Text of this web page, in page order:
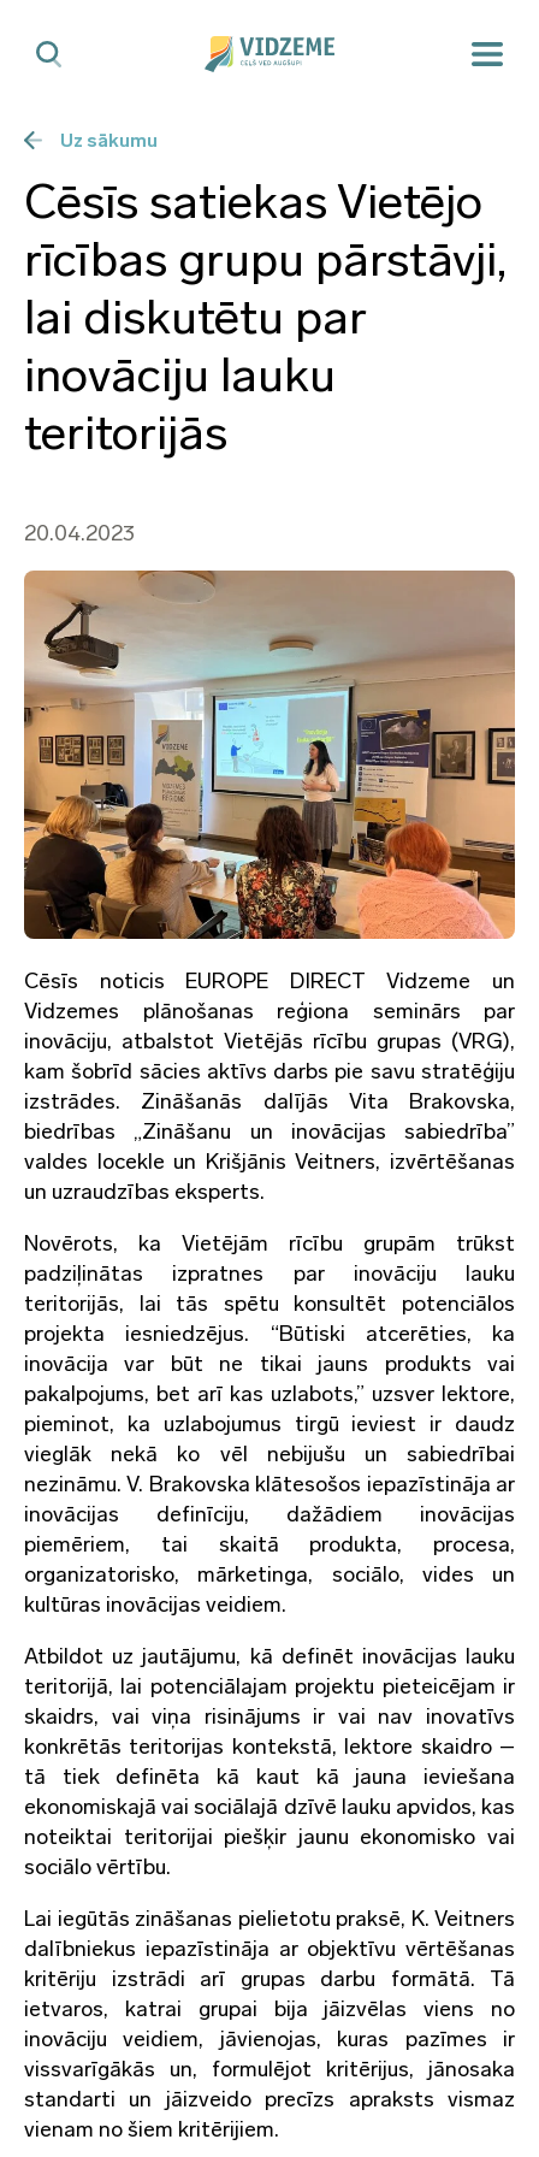
Uz sākumu
Cēsīs satiekas Vietējo
rīcības grupu pārstāvji,
lai diskutētu par
inovāciju lauku
teritorijās
20.04.2023
Cēsīs noticis EUROPE DIRECT Vidzeme un
Vidzemes plānošanas reģiona seminārs par
inovāciju, atbalstot Vietējās rīcību grupas (VRG),
kam šobrīd sācies aktīvs darbs pie savu stratēģiju
izstrādes. Zināšanās dalījās Vita Brakovska,
biedrības „Zināšanu un inovācijas sabiedrība”
valdes locekle un Krišjānis Veitners, izvērtēšanas
un uzraudzības eksperts.
Novērots, ka Vietējām rīcību grupām trūkst
padziļinātas izpratnes par inovāciju lauku
teritorijās, lai tās spētu konsultēt potenciālos
projekta iesniedzējus. “Būtiski atcerēties, ka
inovācija var būt ne tikai jauns produkts vai
pakalpojums, bet arī kas uzlabots,” uzsver lektore,
pieminot, ka uzlabojumus tirgū ieviest ir daudz
vieglāk nekā ko vēl nebijušu un sabiedrībai
nezināmu. V. Brakovska klātesošos iepazīstināja ar
inovācijas definīciju, dažādiem inovācijas
piemēriem, tai skaitā produkta, procesa,
organizatorisko, mārketinga, sociālo, vides un
kultūras inovācijas veidiem.
Atbildot uz jautājumu, kā definēt inovācijas lauku
teritorijā, lai potenciālajam projektu pieteicējam ir
skaidrs, vai viņa risinājums ir vai nav inovatīvs
konkrētās teritorijas kontekstā, lektore skaidro –
tā tiek definēta kā kaut kā jauna ieviešana
ekonomiskajā vai sociālajā dzīvē lauku apvidos, kas
noteiktai teritorijai piešķir jaunu ekonomisko vai
sociālo vērtību.
Lai iegūtās zināšanas pielietotu praksē, K. Veitners
dalībniekus iepazīstināja ar objektīvu vērtēšanas
kritēriju izstrādi arī grupas darbu formātā. Tā
ietvaros, katrai grupai bija jāizvēlas viens no
inovāciju veidiem, jāvienojas, kuras pazīmes ir
vissvarīgākās un, formulējot kritērijus, jānosaka
standarti un jāizveido precīzs apraksts vismaz
vienam no šiem kritērijiem.